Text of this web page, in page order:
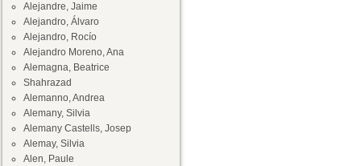
Alejandre, Jaime
Alejandro, Álvaro
Alejandro, Rocío
Alejandro Moreno, Ana
Alemagna, Beatrice
Shahrazad
Alemanno, Andrea
Alemany, Silvia
Alemany Castells, Josep
Alemay, Silvia
Alen, Paule